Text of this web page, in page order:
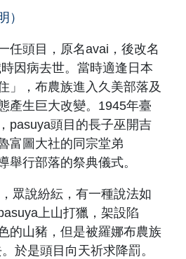
）
任頭目，原名avai，後改名
因病去世。當時適逢日本
」，布農族進入久美部落及
產生巨大改變。1945年臺
pasuya頭目的長子巫開吉
富圖大社的同宗堂弟
舉行部落的祭典儀式。
眾說紛紜，有一種說法如
上山打獵，架設陷
的山豬，但是被羅娜布農族
於是頭目向天祈求降罰。